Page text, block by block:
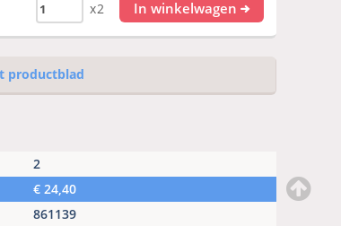
x2 In winkelwagen
productblad
2
€ 24,40
861139